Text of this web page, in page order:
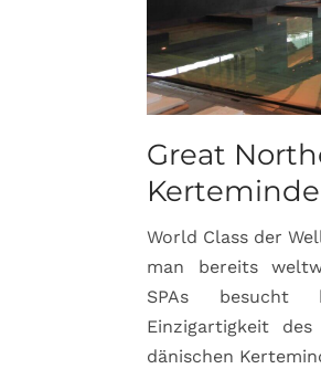
Great
Kerteminde
World Class der
man bereits
SPAs
Einzigartigkeit
dänischen